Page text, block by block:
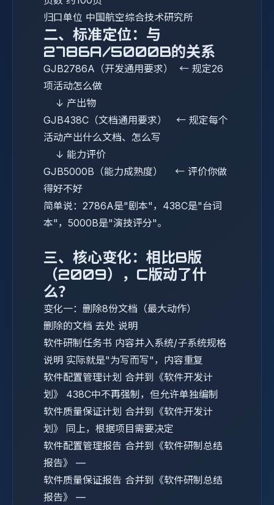
归口单位 中国航空综合技术研究所
二、标准定位：与
2786A/5000B的关系
GJB2786A（开发通用要求） ← 规定26
项活动怎么做
↓ 产出物
GJB438C（文档通用要求） ← 规定每个
活动产出什么文档、怎么写
↓ 能力评价
GJB5000B（能力成熟度） ← 评价你做
得好不好
简单说：2786A是"剧本"，438C是"台词
本"，5000B是"演技评分"。
三、核心变化：相比B版
（2009），C版动了什
么？
变化一：删除8份文档（最大动作）
删除的文档 去处 说明
软件研制任务书 内容并入系统/子系统规格
说明 实际就是"为写而写"，内容重复
软件配置管理计划 合并到《软件开发计
划》
438C中不再强制，但允许单独编制
软件质量保证计划 合并到《软件开发计
划》
同上，根据项目需要决定
软件配置管理报告 合并到《软件研制总结
报告》
—
软件质量保证报告 合并到《软件研制总结
报告》
—